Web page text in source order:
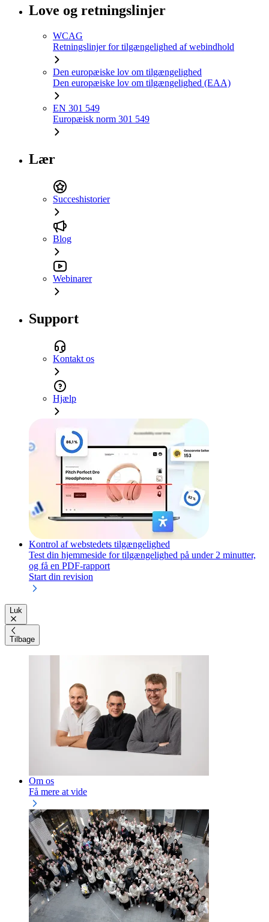
Love og retningslinjer
WCAG
Retningslinjer for tilgængelighed af webindhold
Den europæiske lov om tilgængelighed
Den europæiske lov om tilgængelighed (EAA)
EN 301 549
Europæisk norm 301 549
Lær
Succeshistorier
Blog
Webinarer
Support
Kontakt os
Hjælp
Kontrol af webstedets tilgængelighed
Test din hjemmeside for tilgængelighed på under 2 minutter,
og få en PDF-rapport
Start din revision
Luk
Tilbage
Om os
Få mere at vide